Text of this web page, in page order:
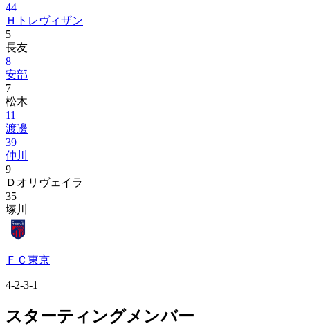
44
Ｈトレヴィザン
5
長友
8
安部
7
松木
11
渡邊
39
仲川
9
Ｄオリヴェイラ
35
塚川
ＦＣ東京
4-2-3-1
スターティングメンバー